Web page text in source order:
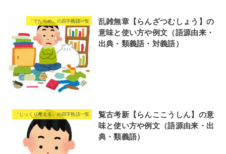
「でたらめ」の四字熟語一覧
乱雑無章【らんざつむしょう】の
意味と使い方や例文（語源由来・
出典・類義語・対義語）
「じっくり考える」の四字熟語一覧
覧古考新【らんここうしん】の意
味と使い方や例文（語源由来・出
典・類義語）